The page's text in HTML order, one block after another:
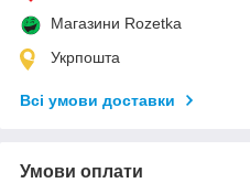
Магазини Rozetka
Укрпошта
Всі умови доставки
Умови оплати